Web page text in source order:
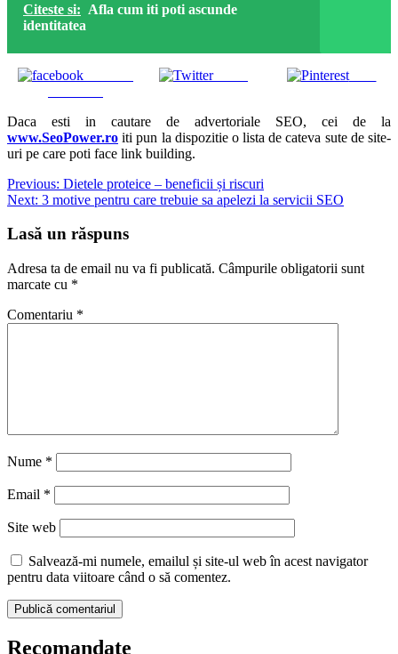
Citeste si: Afla cum iti poti ascunde
identitatea
Tweet Save
Daca esti in cautare de advertoriale SEO, cei de la
www.SeoPower.ro iti pun la dispozitie o lista de cateva sute de site-
uri pe care poti face link building.
Navigare
în
articole
Previous: Dietele proteice – beneficii și riscuri
Next: 3 motive pentru care trebuie sa apelezi la servicii SEO
Lasă un răspuns
Adresa ta de email nu va fi publicată. Câmpurile obligatorii sunt
marcate cu *
Comentariu *
Nume *
Email *
Site web
Salvează-mi numele, emailul și site-ul web în acest navigator
pentru data viitoare când o să comentez.
Recomandate